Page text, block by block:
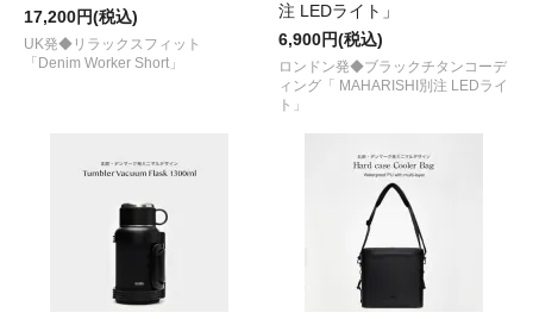
17,200円(税込)
UK発◆リラックスフィット
「Denim Worker Short」
注 LEDライト」
6,900円(税込)
ロンドン発◆ブラックチタンコーデ
ィング「 MAHARISHI別注 LEDライ
ト」